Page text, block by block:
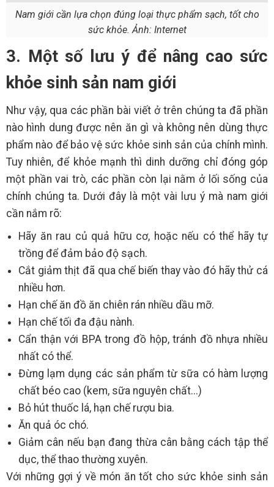
Nam giới cần lựa chọn đúng loại thực phẩm sạch, tốt cho
sức khỏe. Ảnh: Internet
3. Một số lưu ý để nâng cao sức
khỏe sinh sản nam giới
Như vậy, qua các phần bài viết ở trên chúng ta đã phần
nào hình dung được nên ăn gì và không nên dùng thực
phẩm nào để bảo vệ sức khỏe sinh sản của chính mình.
Tuy nhiên, để khỏe mạnh thì dinh dưỡng chỉ đóng góp
một phần vai trò, các phần còn lại nằm ở lối sống của
chính chúng ta. Dưới đây là một vài lưu ý mà nam giới
cần nắm rõ:
Hãy ăn rau củ quả hữu cơ, hoặc nếu có thể hãy tự
trồng để đảm bảo độ sạch.
Cắt giảm thịt đã qua chế biến thay vào đó hãy thử cá
nhiều hơn.
Hạn chế ăn đồ ăn chiên rán nhiều dầu mỡ.
Hạn chế tối đa đậu nành.
Cẩn thận với BPA trong đồ hộp, tránh đồ nhựa nhiều
nhất có thể.
Đừng lạm dụng các sản phẩm từ sữa có hàm lượng
chất béo cao (kem, sữa nguyên chất...)
Bỏ hút thuốc lá, hạn chế rượu bia.
Ăn quả óc chó.
Giảm cân nếu bạn đang thừa cân bằng cách tập thể
dục, thể thao thường xuyên.
Với những gợi ý về món ăn tốt cho sức khỏe sinh sản